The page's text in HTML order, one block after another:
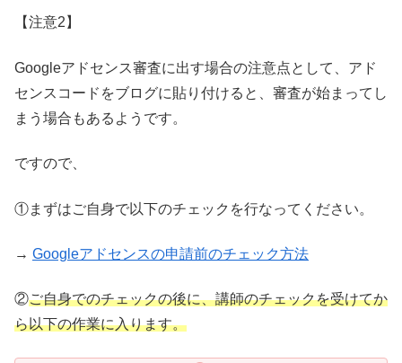
【注意2】
Googleアドセンス審査に出す場合の注意点として、アド
センスコードをブログに貼り付けると、審査が始まってし
まう場合もあるようです。
ですので、
①まずはご自身で以下のチェックを行なってください。
→ Googleアドセンスの申請前のチェック方法
②ご自身でのチェックの後に、講師のチェックを受けてか
ら以下の作業に入ります。